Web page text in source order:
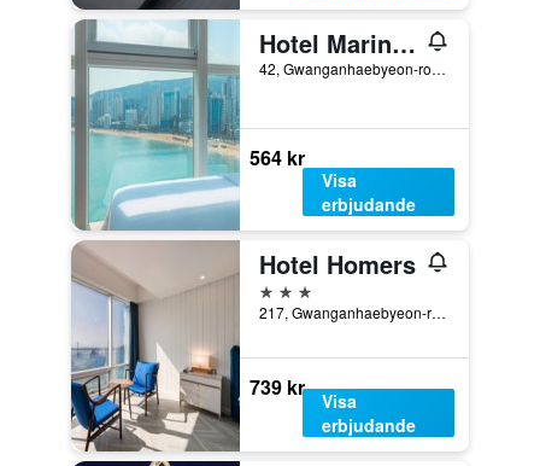
Hotel Marine view
42, Gwanganhaebyeon-ro 278beon-gil, Pusan, Sydkorea
564 kr
Visa
erbjudande
Hotel Homers
3 stjärnor
217, Gwanganhaebyeon-ro, Suyeong-gu, Pusan, Sydkorea
739 kr
Visa
erbjudande